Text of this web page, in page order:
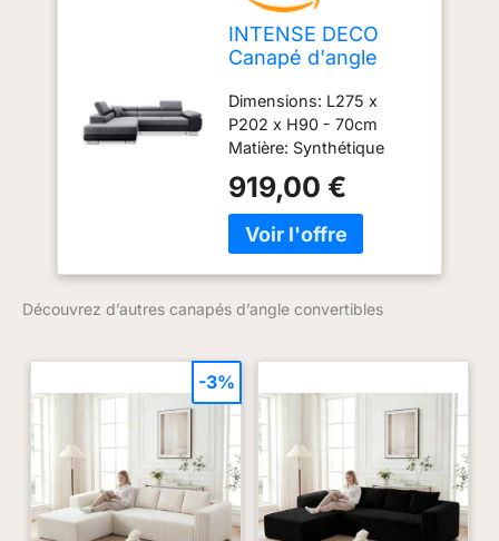
INTENSE DECO
Canapé d'angle
Marius Gris et Noir
Dimensions: L275 x
P202 x H90 - 70cm
Matière: Synthétique
(100% Polyester)
Livraison en France
Métropolitaine
de votre domicile (rez-
919,00 €
Découvrez d’autres canapés d’angle convertibles
-3%